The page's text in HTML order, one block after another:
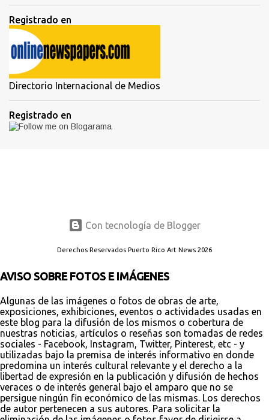
Registrado en
Directorio Internacional de Medios
Registrado en
Con tecnología de Blogger
Derechos Reservados Puerto Rico Art News 2026
AVISO SOBRE FOTOS E IMÁGENES
Algunas de las imágenes o fotos de obras de arte,
exposiciones, exhibiciones, eventos o actividades usadas en
este blog para la difusión de los mismos o cobertura de
nuestras noticias, artículos o reseñas son tomadas de redes
sociales - Facebook, Instagram, Twitter, Pinterest, etc - y
utilizadas bajo la premisa de interés informativo en donde
predomina un interés cultural relevante y el derecho a la
libertad de expresión en la publicación y difusión de hechos
veraces o de interés general bajo el amparo que no se
persigue ningún fin económico de las mismas. Los derechos
de autor pertenecen a sus autores. Para solicitar la